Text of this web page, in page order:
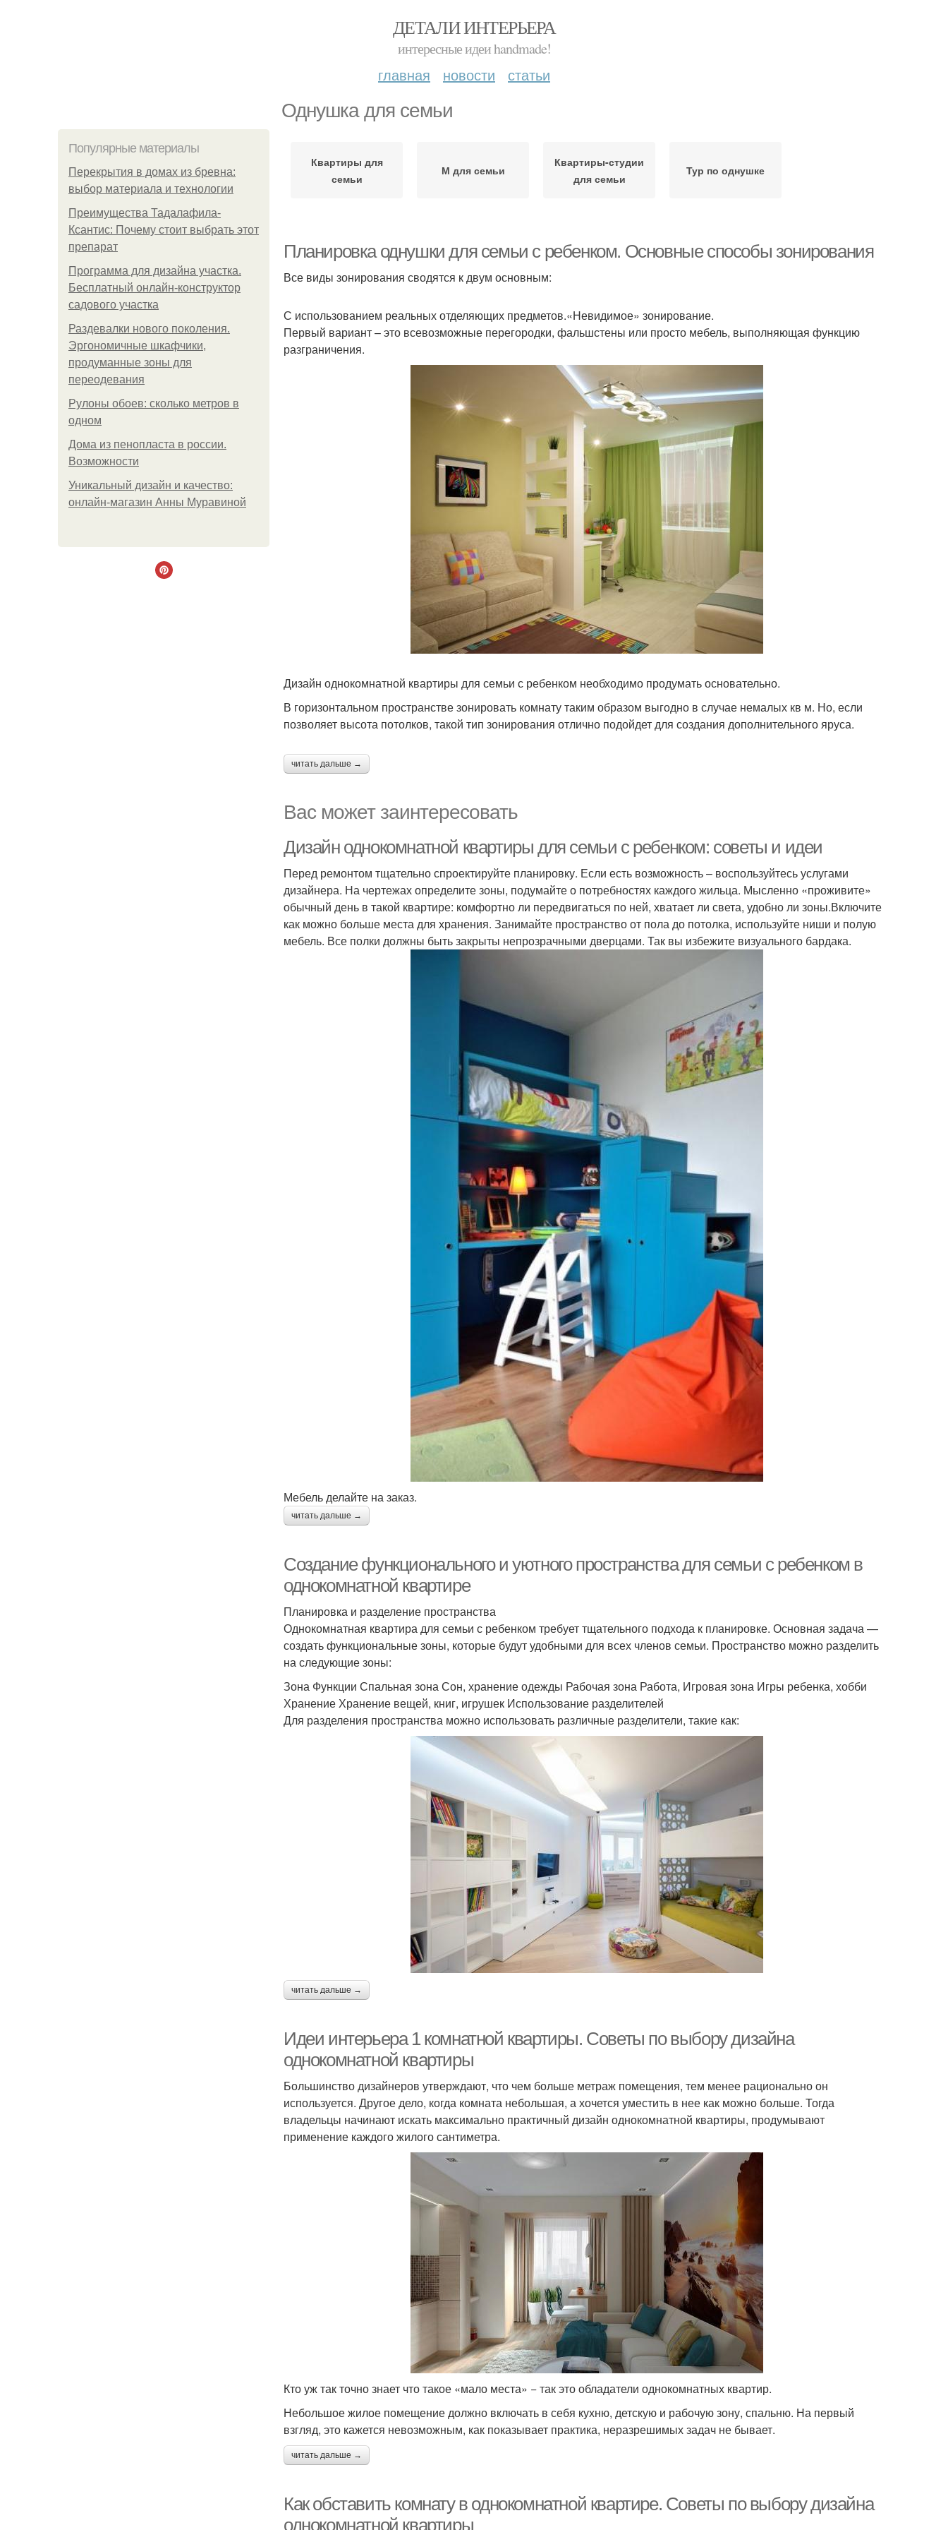
ДЕТАЛИ ИНТЕРЬЕРА
интересные идеи handmade!
главная новости статьи
Однушка для семьи
Популярные материалы
Перекрытия в домах из бревна:
выбор материала и технологии
Преимущества Тадалафила-
Ксантис: Почему стоит выбрать этот
препарат
Программа для дизайна участка.
Бесплатный онлайн-конструктор
садового участка
Раздевалки нового поколения.
Эргономичные шкафчики,
продуманные зоны для
переодевания
Рулоны обоев: сколько метров в
одном
Дома из пенопласта в россии.
Возможности
Уникальный дизайн и качество:
онлайн-магазин Анны Муравиной
Квартиры для
семьи
М для семьи
Квартиры-студии
для семьи
Тур по однушке
Планировка однушки для семьи с ребенком. Основные способы зонирования
Все виды зонирования сводятся к двум основным:
С использованием реальных отделяющих предметов.«Невидимое» зонирование.
Первый вариант – это всевозможные перегородки, фальшстены или просто мебель, выполняющая функцию
разграничения.
Дизайн однокомнатной квартиры для семьи с ребенком необходимо продумать основательно.
В горизонтальном пространстве зонировать комнату таким образом выгодно в случае немалых кв м. Но, если
позволяет высота потолков, такой тип зонирования отлично подойдет для создания дополнительного яруса.
читать дальше →
Вас может заинтересовать
Дизайн однокомнатной квартиры для семьи с ребенком: советы и идеи
Перед ремонтом тщательно спроектируйте планировку. Если есть возможность – воспользуйтесь услугами
дизайнера. На чертежах определите зоны, подумайте о потребностях каждого жильца. Мысленно «проживите»
обычный день в такой квартире: комфортно ли передвигаться по ней, хватает ли света, удобно ли зоны.Включите
как можно больше места для хранения. Занимайте пространство от пола до потолка, используйте ниши и полую
мебель. Все полки должны быть закрыты непрозрачными дверцами. Так вы избежите визуального бардака.
Мебель делайте на заказ.
читать дальше →
Создание функционального и уютного пространства для семьи с ребенком в
однокомнатной квартире
Планировка и разделение пространства
Однокомнатная квартира для семьи с ребенком требует тщательного подхода к планировке. Основная задача —
создать функциональные зоны, которые будут удобными для всех членов семьи. Пространство можно разделить
на следующие зоны:
Зона Функции Спальная зона Сон, хранение одежды Рабочая зона Работа, Игровая зона Игры ребенка, хобби
Хранение Хранение вещей, книг, игрушек Использование разделителей
Для разделения пространства можно использовать различные разделители, такие как:
читать дальше →
Идеи интерьера 1 комнатной квартиры. Советы по выбору дизайна
однокомнатной квартиры
Большинство дизайнеров утверждают, что чем больше метраж помещения, тем менее рационально он
используется. Другое дело, когда комната небольшая, а хочется уместить в нее как можно больше. Тогда
владельцы начинают искать максимально практичный дизайн однокомнатной квартиры, продумывают
применение каждого жилого сантиметра.
Кто уж так точно знает что такое «мало места» − так это обладатели однокомнатных квартир.
Небольшое жилое помещение должно включать в себя кухню, детскую и рабочую зону, спальню. На первый
взгляд, это кажется невозможным, как показывает практика, неразрешимых задач не бывает.
читать дальше →
Как обставить комнату в однокомнатной квартире. Советы по выбору дизайна
однокомнатной квартиры